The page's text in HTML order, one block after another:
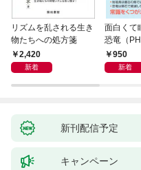
リズムを乱される生き
物たちへの処方箋
2,420
新着
面白くて
恐竜（
950
新着
新刊配信予定
キャンペーン